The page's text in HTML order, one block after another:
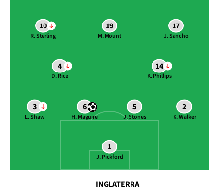
1
J. Pickford
2
K. Walker
5
J. Stones
6
H. Maguire
3
L. Shaw
14
K. Phillips
4
D. Rice
17
J. Sancho
19
M. Mount
10
R. Sterling
INGLATERRA